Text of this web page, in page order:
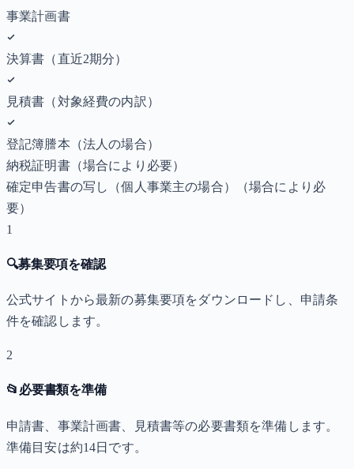
事業計画書
決算書（直近2期分）
見積書（対象経費の内訳）
登記簿謄本（法人の場合）
納税証明書（場合により必要）
確定申告書の写し（個人事業主の場合）
（場合により必
要）
1
🔍募集要項を確認
公式サイトから最新の募集要項をダウンロードし、申請条
件を確認します。
2
📂 必要書類を準備
申請書、事業計画書、見積書等の必要書類を準備します。
準備目安は約14日です。